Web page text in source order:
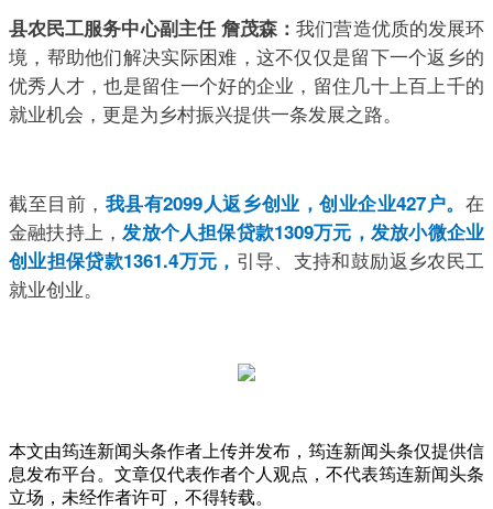
县农民工服务中心副主任 詹茂森：我们营造优质的发展环
境，帮助他们解决实际困难，这不仅仅是留下一个返乡的
优秀人才，也是留住一个好的企业，留住几十上百上千的
就业机会，更是为乡村振兴提供一条发展之路。
截至目前， 我县有2099人返乡创业，创业企业427户。在
金融扶持上，发放个人担保贷款1309万元，发放小微企业
创业担保贷款1361.4万元， 引导、支持和鼓励返乡农民工
就业创业。
本文由筠连新闻头条作者上传并发布，筠连新闻头条仅提供信
息发布平台。文章仅代表作者个人观点，不代表筠连新闻头条
立场，未经作者许可，不得转载。